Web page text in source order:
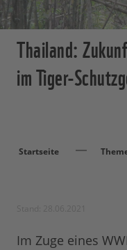
Thailand:
im Tiger-
Startseite
Im Zuge eines